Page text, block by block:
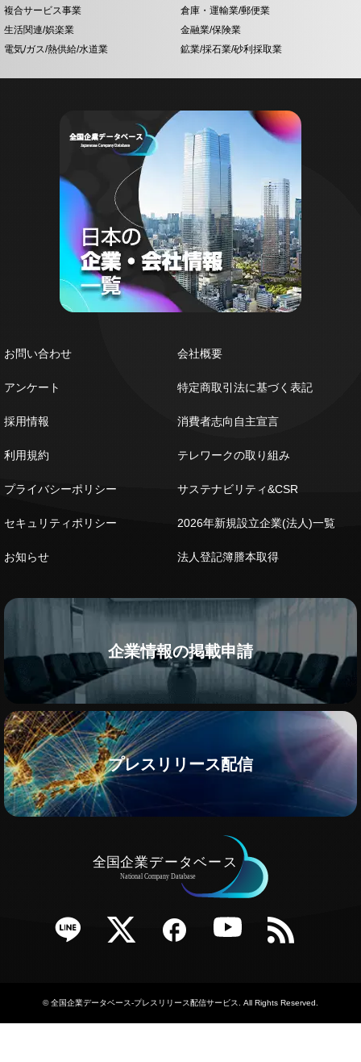
複合サービス事業
倉庫・運輸業/郵便業
生活関連/娯楽業
金融業/保険業
電気/ガス/熱供給/水道業
鉱業/採石業/砂利採取業
お問い合わせ
アンケート
採用情報
利用規約
プライバシーポリシー
セキュリティポリシー
お知らせ
会社概要
特定商取引法に基づく表記
消費者志向自主宣言
テレワークの取り組み
サステナビリティ&CSR
2026年新規設立企業(法人)一覧
法人登記簿謄本取得
企業情報の掲載申請
プレスリリース配信
Twitter Facebook YouTube RSS
©全国企業データベース-プレスリリース配信サービス . All Rights Reserved.